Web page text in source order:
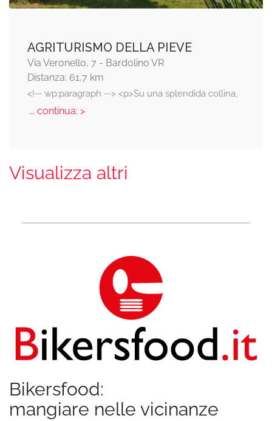
AGRITURISMO DELLA PIEVE
Via Veronello, 7 - Bardolino VR
Distanza: 61,7 km
<!-- wp:paragraph --> <p>Su una splendida collina,
... continua: >
Visualizza altri
Bikersfood:
mangiare nelle vicinanze